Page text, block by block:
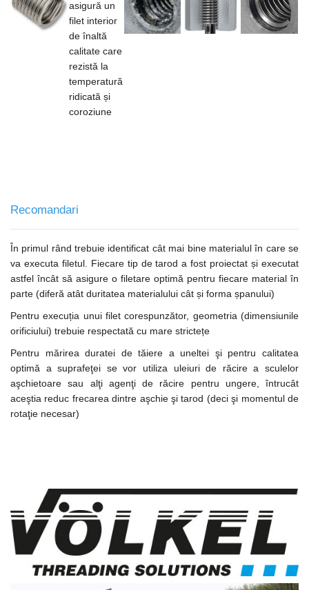
asigură un
filet interior
de înaltă
calitate care
rezistă la
temperatură
ridicată și
coroziune
Recomandari
În primul rând trebuie identificat cât mai bine materialul în care se
va executa filetul. Fiecare tip de tarod a fost proiectat și executat
astfel încât să asigure o filetare optimă pentru fiecare material în
parte (diferă atât duritatea materialului cât și forma șpanului)
Pentru execuția unui filet corespunzător, geometria (dimensiunile
orificiului) trebuie respectată cu mare strictețe
Pentru mărirea duratei de tăiere a uneltei şi pentru calitatea
optimă a suprafeţei se vor utiliza uleiuri de răcire a sculelor
aşchietoare sau alţi agenţi de răcire pentru ungere, întrucât
aceştia reduc frecarea dintre aşchie şi tarod (deci şi momentul de
rotaţie necesar)